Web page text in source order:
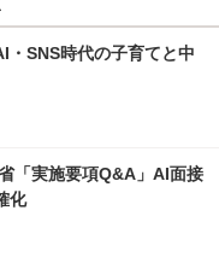
・SNS時代の子育てと中
「実施要項Q&A」AI面接
化